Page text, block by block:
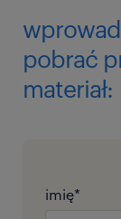
pobrać
materiał:
imię*